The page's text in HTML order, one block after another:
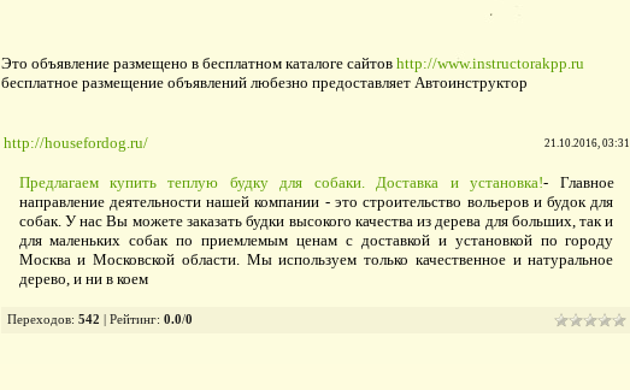
Это объявление размещено в бесплатном каталоге сайтов http://www.instructorakpp.ru
бесплатное размещение объявлений любезно предоставляет Автоинструктор
http://housefordog.ru/ 21.10.2016, 03:31
Предлагаем купить теплую будку для собаки. Доставка и установка!- Главное
направление деятельности нашей компании - это строительство вольеров и будок для
собак. У нас Вы можете заказать будки высокого качества из дерева для больших, так и
для маленьких собак по приемлемым ценам с доставкой и установкой по городу
Москва и Московской области. Мы используем только качественное и натуральное
дерево, и ни в коем
Переходов: 542 Рейтинг: 0.0/0